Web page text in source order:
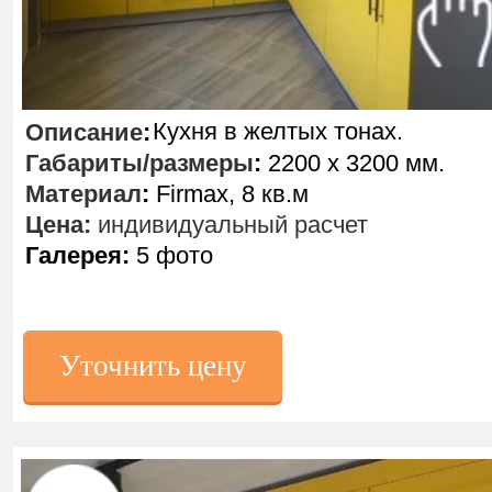
Описание:
Габариты/размеры: 2200 х 3200 мм.
Материал: Firmax, 8 кв.м
Цена: индивидуальный расчет
Галерея: 5 фото
Кухня в желтых тонах.
Уточнить цену